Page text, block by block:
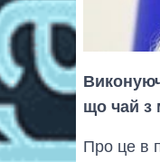
що чай з
Про це в